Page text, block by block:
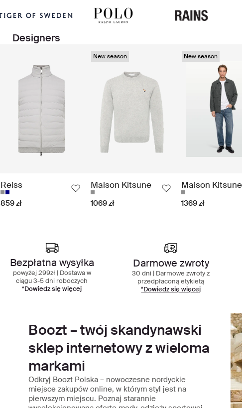
Designers
Reiss
859 zł
New season
Maison Kitsune
1069 zł
New season
Maison Kitsune
1369 zł
Najlepsze w swojej klasie
Bezpłatna wysyłka
powyżej 299zł | Dostawa w
ciągu 3-5 dni roboczych
*Dowiedz się więcej
Darmowe zwroty
30 dni | Darmowe zwroty z
przedpłaconą etykietą
*Dowiedz się więcej
Boozt – twój skandynawski
sklep internetowy z wieloma
markami
Odkryj Boozt Polska – nowoczesne nordyckie
miejsce zakupów online, w którym styl jest na
pierwszym miejscu. Poznaj starannie